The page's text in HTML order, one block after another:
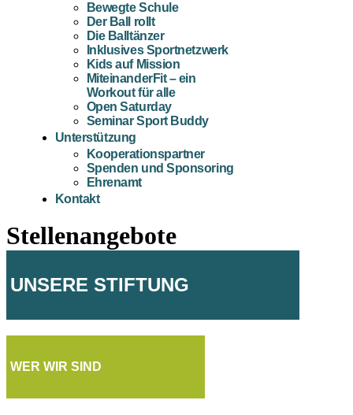
Bewegte Schule
Der Ball rollt
Die Balltänzer
Inklusives Sportnetzwerk
Kids auf Mission
MiteinanderFit – ein
Workout für alle
Open Saturday
Seminar Sport Buddy
Unterstützung
Kooperationspartner
Spenden und Sponsoring
Ehrenamt
Kontakt
Stellenangebote
UNSERE STIFTUNG
WER WIR SIND​